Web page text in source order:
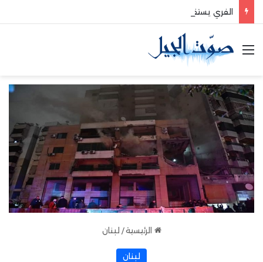
الفري يستقبل نقيب موظفي قاديشا
القائمة
الرئيسية / لبنان
لبنان